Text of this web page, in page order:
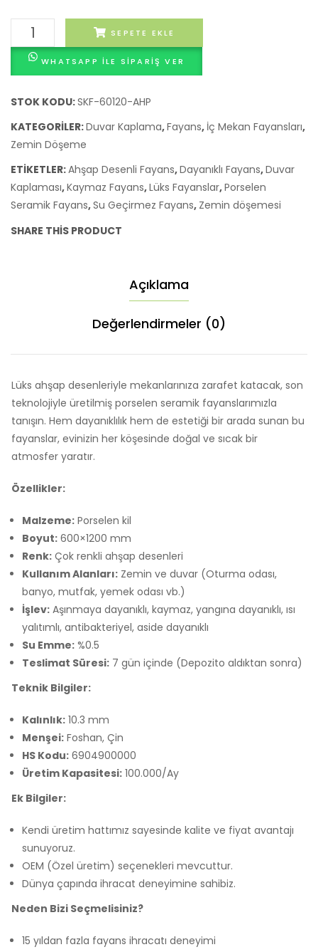
Kaliteli
En
Yeni
Yapı
Döşemesi
Mermer
Porselen
Fayanslar
Lüks
(Lüks
SEPETE EKLE
WHATSAPP ILE SIPARIŞ VER
STOK KODU:SKF-60120-AHP
KATEGORILER:Duvar Kaplama,Fayans, İç Mekan Fayansları,
Zemin Döşeme
ETIKETLER:Ahşap Desenli Fayans,Dayanıklı Fayans,Duvar
Kaplaması,Kaymaz Fayans,Lüks Fayanslar,Porselen
Seramik Fayans,Su Geçirmez Fayans, Zemin döşemesi
SHARE THIS PRODUCT
Açıklama
Değerlendirmeler (0)
Lüks ahşap desenleriyle mekanlarınıza zarafet katacak, son
teknolojiyle üretilmiş porselen seramik fayanslarımızla
tanışın. Hem dayanıklılık hem de estetiği bir arada sunan bu
fayanslar, evinizin her köşesinde doğal ve sıcak bir
atmosfer yaratır.
Özellikler:
Malzeme: Porselen kil
Boyut: 600×1200 mm
Renk: Çok renkli ahşap desenleri
Kullanım Alanları: Zemin ve duvar (Oturma odası,
banyo, mutfak, yemek odası vb.)
İşlev: Aşınmaya dayanıklı, kaymaz, yangına dayanıklı, ısı
yalıtımlı, antibakteriyel, aside dayanıklı
Su Emme: %0.5
Teslimat Süresi: 7 gün içinde (Depozito aldıktan sonra)
Teknik Bilgiler:
Kalınlık: 10.3 mm
Menşei: Foshan, Çin
HS Kodu: 6904900000
Üretim Kapasitesi: 100.000/Ay
Ek Bilgiler:
Kendi üretim hattımız sayesinde kalite ve fiyat avantajı
sunuyoruz.
OEM (Özel üretim) seçenekleri mevcuttur.
Dünya çapında ihracat deneyimine sahibiz.
Neden Bizi Seçmelisiniz?
15 yıldan fazla fayans ihracatı deneyimi